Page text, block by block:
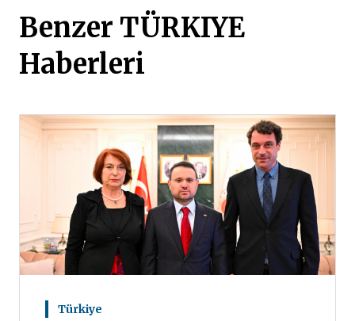
Benzer TÜRKIYE
Haberleri
Türkiye